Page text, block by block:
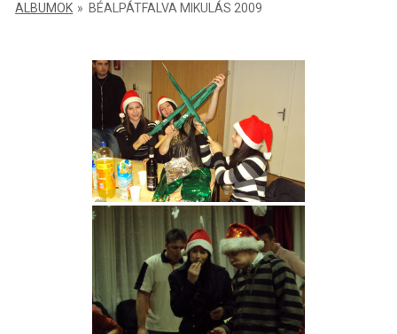
ALBUMOK » BÉALPÁTFALVA MIKULÁS 2009